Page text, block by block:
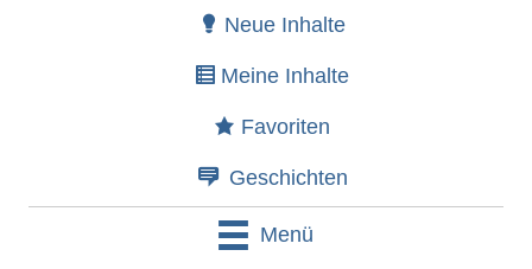
Neue Inhalte
Meine Inhalte
Favoriten
Geschichten
Menü